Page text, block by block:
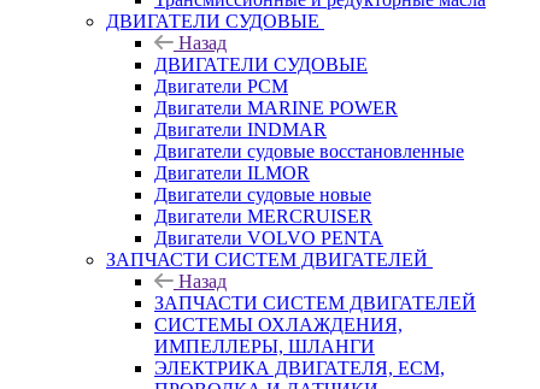
ДВИГАТЕЛИ СУДОВЫЕ
Назад
ДВИГАТЕЛИ СУДОВЫЕ
Двигатели PCM
Двигатели MARINE POWER
Двигатели INDMAR
Двигатели судовые восстановленные
Двигатели ILMOR
Двигатели судовые новые
Двигатели MERCRUISER
Двигатели VOLVO PENTA
ЗАПЧАСТИ СИСТЕМ ДВИГАТЕЛЕЙ
Назад
ЗАПЧАСТИ СИСТЕМ ДВИГАТЕЛЕЙ
СИСТЕМЫ ОХЛАЖДЕНИЯ,
ИМПЕЛЛЕРЫ, ШЛАНГИ
ЭЛЕКТРИКА ДВИГАТЕЛЯ, ECM,